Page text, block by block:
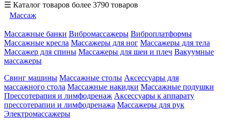
☰ Каталог товаров более 3790 товаров
Массаж
Массажные банки Вибромассажеры Виброплатформы
Массажные кресла Массажеры для ног Массажеры для тела
Массажер для спины Массажеры для шеи и плеч Вакуумные
массажеры
Свинг машины Массажные столы Аксессуары для
массажного стола Массажные накидки Массажные подушки
Прессотерапия и лимфодренаж Аксессуары к аппарату
прессотерапии и лимфодренажа Массажеры для рук
Электромассажеры